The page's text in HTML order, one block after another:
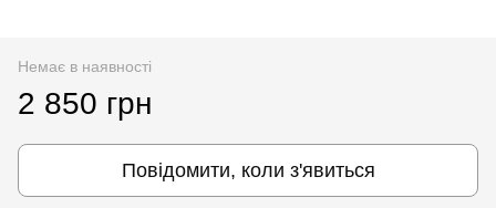
Немає в наявності
2 850 грн
Повідомити, коли з'явиться